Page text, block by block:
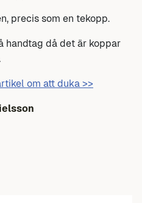
precis som en tekopp.
handtag då det är koppar
om att duka >>